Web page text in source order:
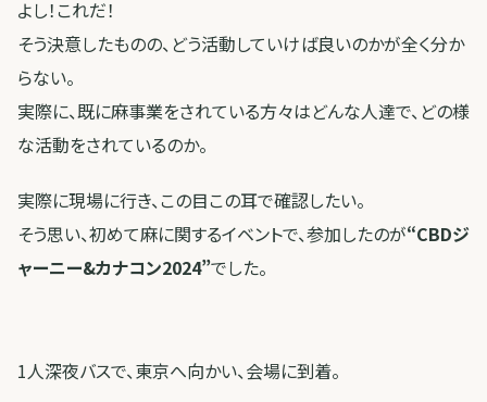
よし！これだ！
そう決意したものの、どう活動していけば良いのかが全く分か
らない。
実際に、既に麻事業をされている方々はどんな人達で、どの様
な活動をされているのか。
実際に現場に行き、この目この耳で確認したい。
そう思い、初めて麻に関するイベントで、参加したのが“CBDジ
ャーニー&カナコン2024”でした。
1人深夜バスで、東京へ向かい、会場に到着。